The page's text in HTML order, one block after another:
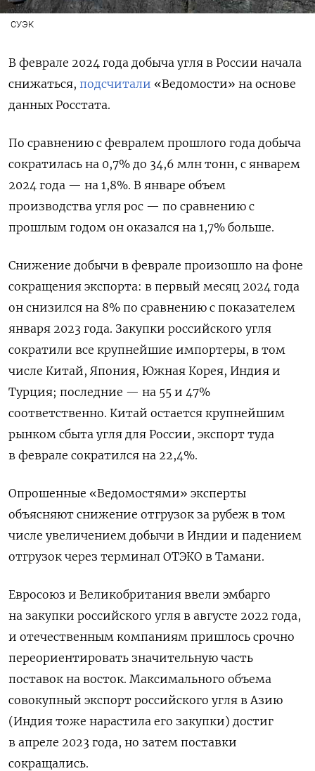
СУЭК
В феврале 2024 года добыча угля в России начала
снижаться, подсчитали «Ведомости» на основе
данных Росстата.
По сравнению с февралем прошлого года добыча
сократилась на 0,7% до 34,6 млн тонн, с январем
2024 года — на 1,8%. В январе объем
производства угля рос — по сравнению с
прошлым годом он оказался на 1,7% больше.
Снижение добычи в феврале произошло на фоне
сокращения экспорта: в первый месяц 2024 года
он снизился на 8% по сравнению с показателем
января 2023 года. Закупки российского угля
сократили все крупнейшие импортеры, в том
числе Китай, Япония, Южная Корея, Индия и
Турция; последние — на 55 и 47%
соответственно. Китай остается крупнейшим
рынком сбыта угля для России, экспорт туда
в феврале сократился на 22,4%.
Опрошенные «Ведомостями» эксперты
объясняют снижение отгрузок за рубеж в том
числе увеличением добычи в Индии и падением
отгрузок через терминал ОТЭКО в Тамани.
Евросоюз и Великобритания ввели эмбарго
на закупки российского угля в августе 2022 года,
и отечественным компаниям пришлось срочно
переориентировать значительную часть
поставок на восток. Максимального объема
совокупный экспорт российского угля в Азию
(Индия тоже нарастила его закупки) достиг
в апреле 2023 года, но затем поставки
сокращались.